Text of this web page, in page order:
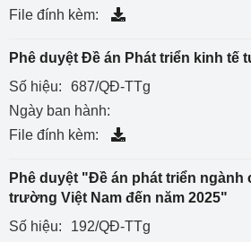
File đính kèm:
Phê duyệt Đề án Phát triển kinh tế
Số hiệu:
687/QĐ-TTg
Ngày ban hành:
File đính kèm:
Phê duyệt "Đề án phát triển ngành
trường Việt Nam đến năm 2025"
Số hiệu:
192/QĐ-TTg